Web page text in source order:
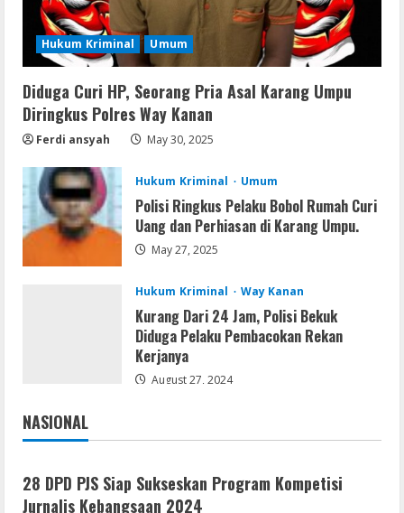
3 August 7, 2026
VL
.tо𝚛𝚛еnt
August 7, 2026
Serialers
FL Studio Portable + License Key
[Patch] (x86x64) Stable Unlimited
August 7, 2026
Hukum Kriminal Umum
Diduga Curi HP, Seorang Pria Asal Karang Umpu
Diringkus Polres Way Kanan
Ferdi ansyah May 30, 2025
Hukum Kriminal Umum
Polisi Ringkus Pelaku Bobol Rumah Curi
Uang dan Perhiasan di Karang Umpu.
May 27, 2025
Hukum Kriminal Way Kanan
Kurang Dari 24 Jam, Polisi Bekuk
Diduga Pelaku Pembacokan Rekan
Kerjanya
August 27, 2024
NASIONAL
Jakarta
28 DPD PJS Siap Sukseskan Program Kompetisi
Jurnalis Kebangsaan 2024